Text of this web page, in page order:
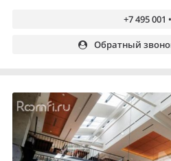
+7 495 001
Обратный